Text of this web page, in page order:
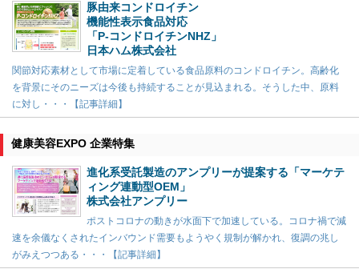
豚由来コンドロイチン
機能性表示食品対応
「P-コンドロイチンNHZ」
日本ハム株式会社
関節対応素材として市場に定着している食品原料のコンドロイチン。高齢化
を背景にそのニーズは今後も持続することが見込まれる。そうした中、原料
に対し・・・【記事詳細】
健康美容EXPO 企業特集
進化系受託製造のアンプリーが提案する「マーケテ
ィング連動型OEM」
株式会社アンプリー
ポストコロナの動きが水面下で加速している。コロナ禍で減
速を余儀なくされたインバウンド需要もようやく規制が解かれ、復調の兆し
がみえつつある・・・【記事詳細】